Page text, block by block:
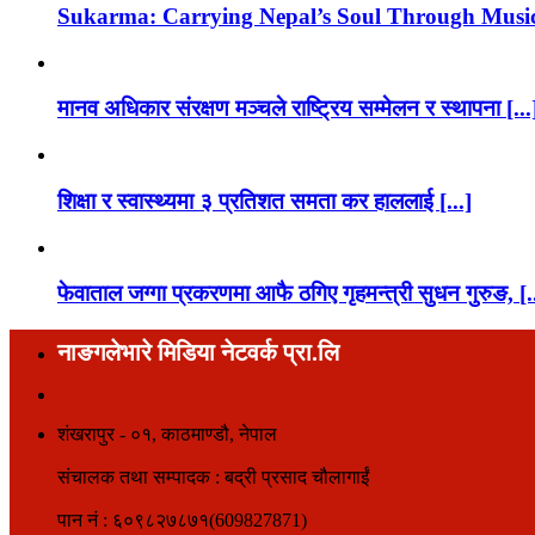
Sukarma: Carrying Nepal’s Soul Through
मानव अधिकार संरक्षण मञ्चले राष्ट्रिय सम्मेलन र स्थापना
शिक्षा र स्वास्थ्यमा ३ प्रतिशत समता कर हाललाई [...]
फेवाताल जग्गा प्रकरणमा आफै ठगिए गृहमन्त्री सुधन गुरुङ,
नाङगलेभारे मिडिया नेटवर्क प्रा.लि
शंखरापुर - ०१, काठमाण्डौ, नेपाल
संचालक तथा सम्पादक : बद्री प्रसाद चौलागाईं
पान नं : ६०९८२७८७१(609827871)